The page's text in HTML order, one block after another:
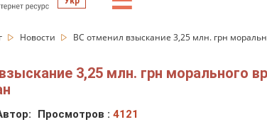
Новости ВС отменил взыскание 3,25 млн. грн
3,25 млн. грн морального
Просмотров : 4121